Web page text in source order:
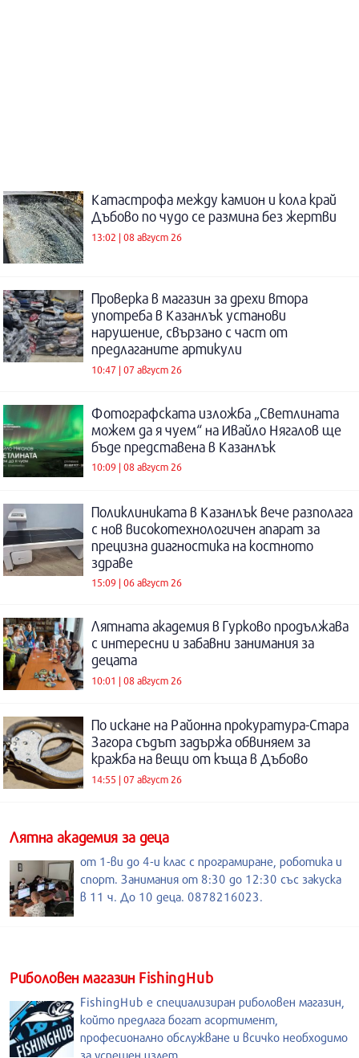
Катастрофа между камион и кола край
Дъбово по чудо се размина без жертви
13:02 | 08 август 26
Проверка в магазин за дрехи втора
употреба в Казанлък установи
нарушение, свързано с част от
предлаганите артикули
10:47 | 07 август 26
Фотографската изложба „Светлината
можем да я чуем“ на Ивайло Нягалов ще
бъде представена в Казанлък
10:09 | 08 август 26
Поликлиниката в Казанлък вече разполага
с нов високотехнологичен апарат за
прецизна диагностика на костното
здраве
15:09 | 06 август 26
Лятната академия в Гурково продължава
с интересни и забавни занимания за
децата
10:01 | 08 август 26
По искане на Районна прокуратура-Стара
Загора съдът задържа обвиняем за
кражба на вещи от къща в Дъбово
14:55 | 07 август 26
Лятна академия за деца
от 1-ви до 4-и клас с програмиране, роботика и
спорт. Занимания от 8:30 до 12:30 със закуска
в 11 ч. До 10 деца. 0878216023.
Риболовен магазин FishingHub
FishingHub е специализиран риболовен магазин,
който предлага богат асортимент,
професионално обслужване и всичко необходимо
за успешен излет